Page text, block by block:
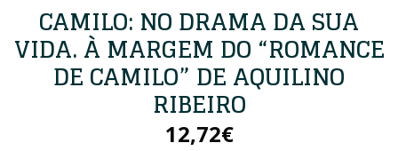
CAMILO: NO DRAMA DA SUA
VIDA. À MARGEM DO “ROMANCE
DE CAMILO” DE AQUILINO
RIBEIRO
12,72€